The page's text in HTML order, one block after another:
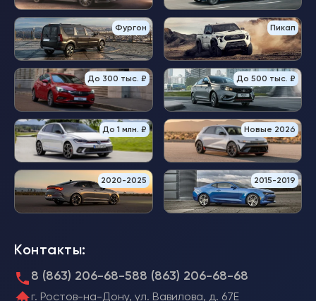
Фургон Пикап
До 300 тыс. ₽ До 500 тыс. ₽
До 1 млн. ₽ Новые 2026
2020-2025 2015-2019
Контакты:
8 (863) 206-68-588 (863) 206-68-68
г. Ростов-на-Дону, ул. Вавилова, д. 67Е